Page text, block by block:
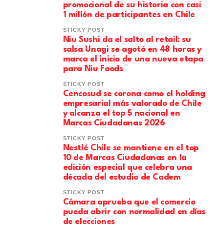
promocional de su historia con casi
1 millón de participantes en Chile
STICKY POST
Niu Sushi da el salto al retail: su
salsa Unagi se agotó en 48 horas y
marca el inicio de una nueva etapa
para Niu Foods
STICKY POST
Cencosud se corona como el holding
empresarial más valorado de Chile
y alcanza el top 5 nacional en
Marcas Ciudadanas 2026
STICKY POST
Nestlé Chile se mantiene en el top
10 de Marcas Ciudadanas en la
edición especial que celebra una
década del estudio de Cadem
STICKY POST
Cámara aprueba que el comercio
pueda abrir con normalidad en días
de elecciones